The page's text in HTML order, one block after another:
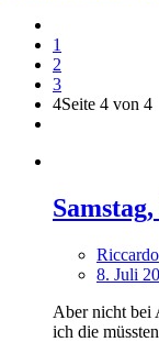
1
2
3
4Seite 4 von 4
Riccardo
8. Juli
Aber nicht bei
ich die